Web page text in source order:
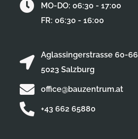
Aglassingerstrasse 60-66
5023 Salzburg
office@bauzentrum.at
+43 662 65880
MO-DO: 06:30 - 17:00
FR: 06:30 - 16:00